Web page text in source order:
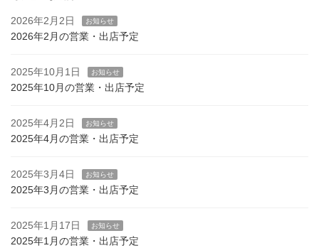
2026年2月2日 お知らせ
2026年2月の営業・出店予定
2025年10月1日 お知らせ
2025年10月の営業・出店予定
2025年4月2日 お知らせ
2025年4月の営業・出店予定
2025年3月4日 お知らせ
2025年3月の営業・出店予定
2025年1月17日 お知らせ
2025年1月の営業・出店予定